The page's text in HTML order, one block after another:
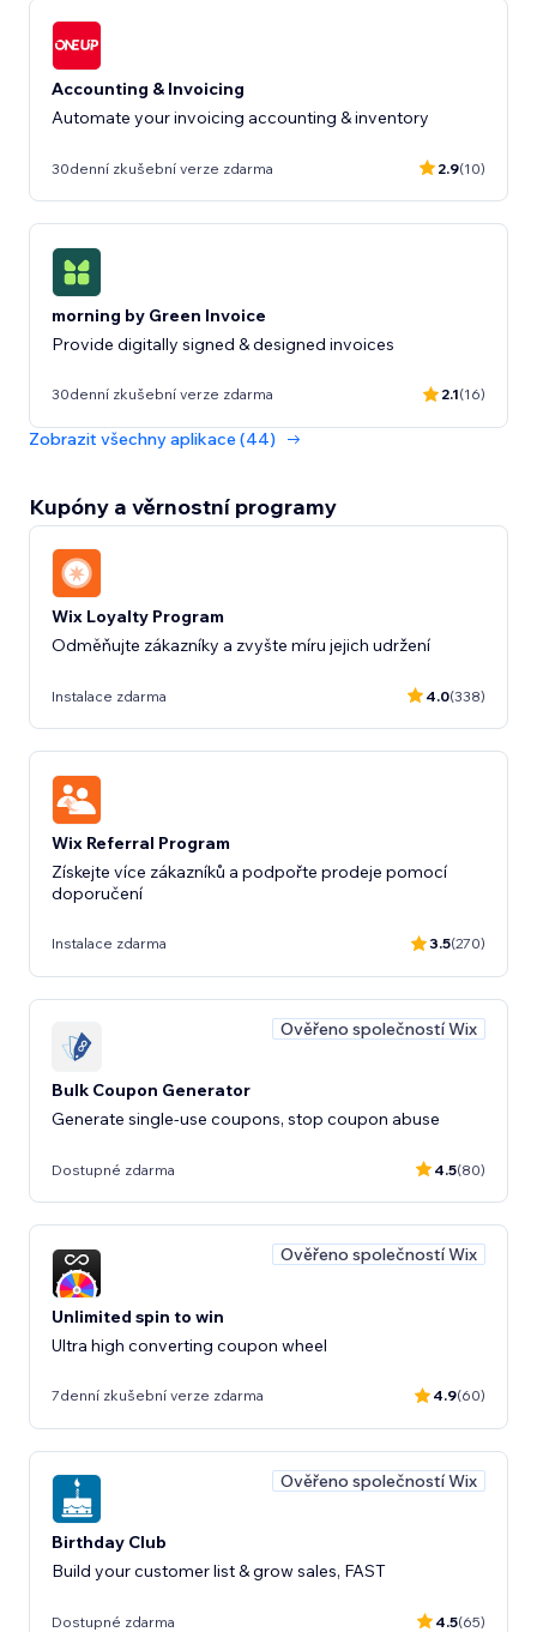
Accounting & Invoicing
Automate your invoicing accounting & inventory
30denní zkušební verze zdarma 2.9(10)
morning by Green Invoice
Provide digitally signed & designed invoices
30denní zkušební verze zdarma 2.1(16)
Zobrazit všechny aplikace (44)
Kupóny a věrnostní programy
Wix Loyalty Program
Odměňujte zákazníky a zvyšte míru jejich udržení
Instalace zdarma 4.0(338)
Wix Referral Program
Získejte více zákazníků a podpořte prodeje pomocí
doporučení
Instalace zdarma 3.5(270)
Ověřeno společností Wix
Bulk Coupon Generator
Generate single-use coupons, stop coupon abuse
Dostupné zdarma 4.5(80)
Ověřeno společností Wix
Unlimited spin to win
Ultra high converting coupon wheel
7denní zkušební verze zdarma 4.9(60)
Ověřeno společností Wix
Birthday Club
Build your customer list & grow sales, FAST
Dostupné zdarma 4.5(65)